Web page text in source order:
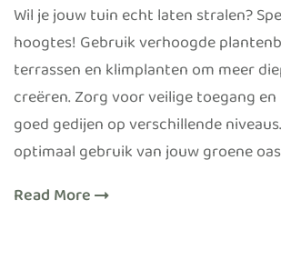
Wil je jouw tuin echt laten stralen?
hoogtes! Gebruik verhoogde
terrassen en klimplanten om meer
creëren. Zorg voor veilige toegang
goed gedijen op verschillende
optimaal gebruik van jouw groene
Read More